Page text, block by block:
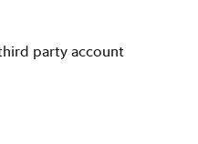
party account